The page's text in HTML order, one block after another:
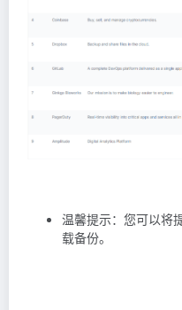
温馨提示：您可以将
载备份。